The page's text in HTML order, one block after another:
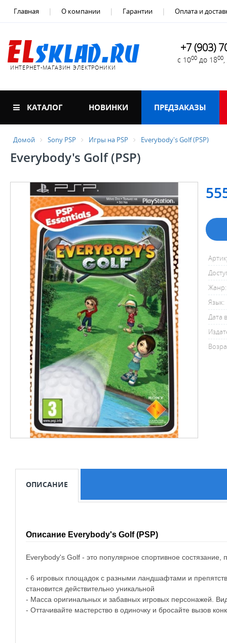
Главная О компании Гарантии Оплата и
ИНТЕРНЕТ-МАГАЗИН ЭЛЕКТРОНИКИ
+7 (903)
с 1000 до 1800
КАТАЛОГ НОВИНКИ ПРЕДЗАКАЗЫ
Домой Sony PSP Игры на PSP Everybody's Golf (PSP)
Everybody's Golf (PSP)
Жанр:
Язык:
Дата
ОПИСАНИЕ
Описание Everybody's Golf (PSP)
Everybody's Golf - это популярное спортивное
- 6 игровых площадок с разными ландшафтами и
становится действительно уникальной
- Масса оригинальных и забавных игровых персонажей.
- Оттачивайте мастерство в одиночку и бросайте вызов